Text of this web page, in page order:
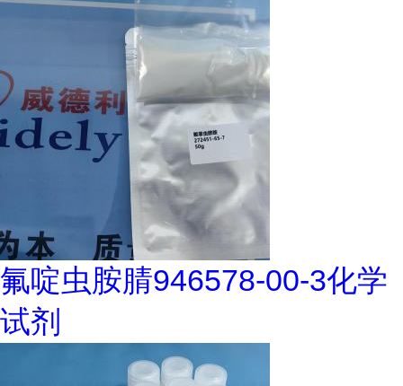
氟啶虫胺腈946578-00-3化学
试剂